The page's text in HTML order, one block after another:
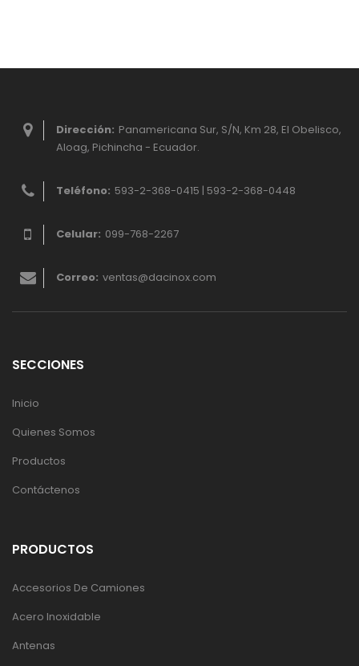
Dirección: Panamericana Sur, S/N, Km 28, El Obelisco,
Aloag, Pichincha - Ecuador.
Teléfono: 593-2-368-0415 | 593-2-368-0448
Celular: 099-768-2267
Correo: ventas@dacinox.com
SECCIONES
Inicio
Quienes Somos
Productos
Contáctenos
PRODUCTOS
Accesorios De Camiones
Acero Inoxidable
Antenas